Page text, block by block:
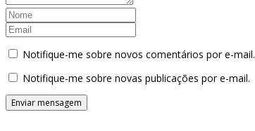
Notifique-me sobre novos comentários por e-mail.
Notifique-me sobre novas publicações por e-mail.